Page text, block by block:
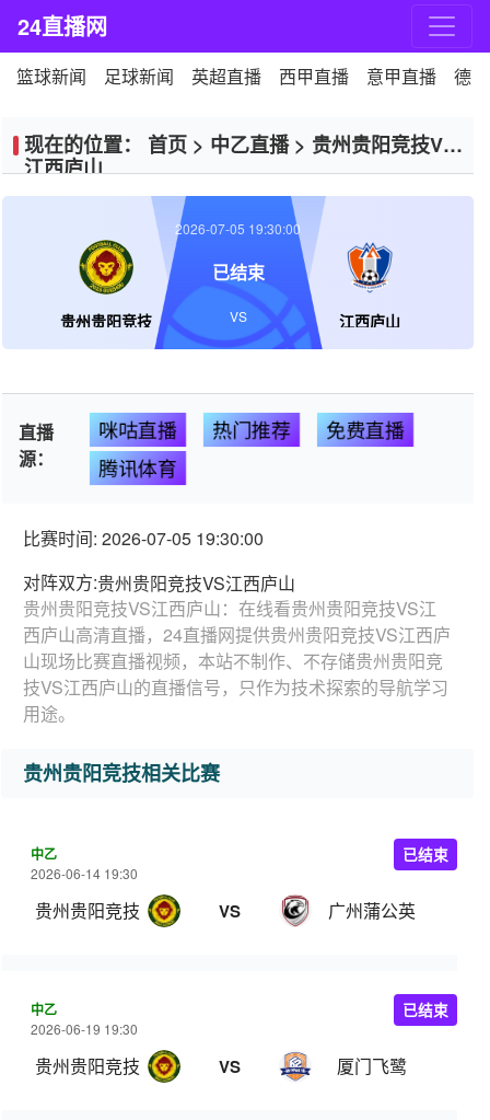
24直播网
篮球新闻 足球新闻 英超直播 西甲直播 意甲直播 德
现在的位置： 首页 > 中乙直播> 贵州贵阳竞技VS
江西庐山
贵州贵阳竞技 江西庐山
2026-07-05 19:30:00
已结束
VS
直播
源：
咪咕直播 热门推荐
免费直播
腾讯体育
比赛时间: 2026-07-05 19:30:00
对阵双方:贵州贵阳竞技VS江西庐山
贵州贵阳竞技VS江西庐山：在线看贵州贵阳竞技VS江
西庐山高清直播，24直播网提供贵州贵阳竞技VS江西庐
山现场比赛直播视频，本站不制作、不存储贵州贵阳竞
技VS江西庐山的直播信号，只作为技术探索的导航学习
用途。
贵州贵阳竞技相关比赛
中乙
2026-06-14 19:30
贵州贵阳竞技 VS 广州蒲公英
已结束
中乙
2026-06-19 19:30
贵州贵阳竞技 VS 厦门飞鹭
已结束